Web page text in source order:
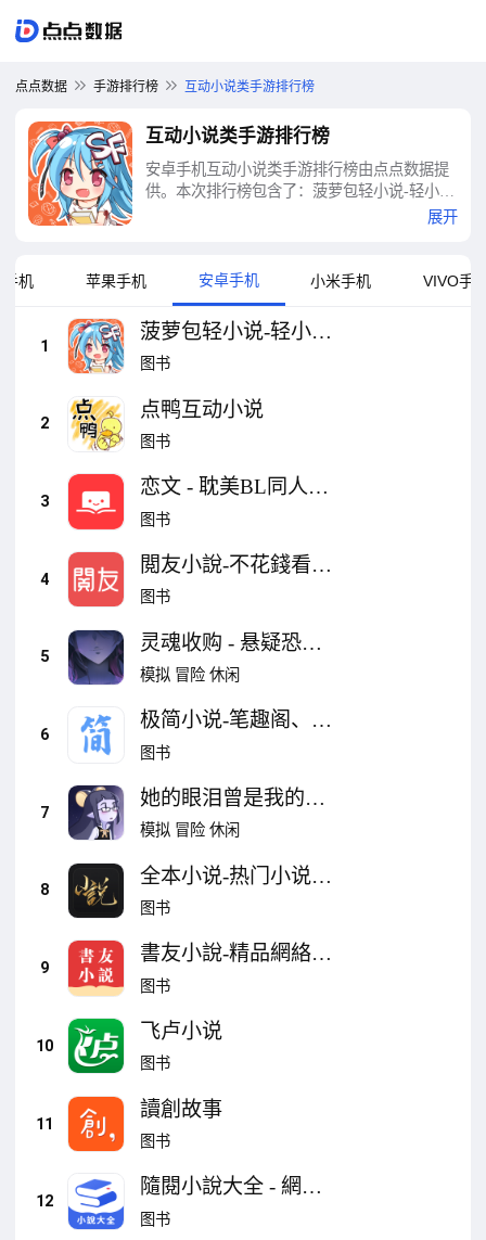
点点数据 手游排行榜 互动小说类手游排行榜
互动小说类手游排行榜
安卓手机互动小说类手游排行榜由点点数据提
供。本次排行榜包含了：菠萝包轻小说-轻小说
·漫画·有声书·精品网络小说全本阅读器、点鸭
言情甜寵玄幻修仙科幻、灵魂收购 - 悬疑恐怖
剧情向 视觉小说游戏 恐怖游戏、极简小说-笔
趣阁、小说大全、全本小说、听书、阅读器、
她的眼泪曾是我的光芒、全本小说-热门小说-
武侠玄幻言情仙剑-凡人修仙传-雪阁、書友小
小說！、飞卢小说等十大互动小说类手游排行
展开
手机 苹果手机 安卓手机 小米手机 VIVO手
1
菠萝包轻小说-轻小说
·漫画·有声书·精品网
图书
2
点鸭互动小说
图书
3
恋文 - 耽美BL同人小
说创作阅读社区
图书
4
閲友小說-不花錢看小
說電子書閱讀器總裁
幻
图书
5
灵魂收购 - 悬疑恐怖
剧情向 视觉小说游戏
模拟 冒险 休闲
6
极简小说-笔趣阁、小
说大全、全本小说、
图书
7
她的眼泪曾是我的光
芒
模拟 冒险 休闲
8
全本小说-热门小说-
武侠玄幻言情仙剑-凡
图书
9
書友小說-精品網絡小
說全本閱讀器，不花
图书
10
飞卢小说
图书
11
讀創故事
图书
12
隨閱小說大全 - 網絡
小說追書神器
图书